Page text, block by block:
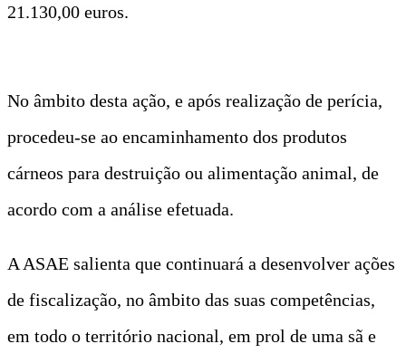
21.130,00 euros.
No âmbito desta ação, e após realização de perícia,
procedeu-se ao encaminhamento dos produtos
cárneos para destruição ou alimentação animal, de
acordo com a análise efetuada.
A ASAE salienta que continuará a desenvolver ações
de fiscalização, no âmbito das suas competências,
em todo o território nacional, em prol de uma sã e